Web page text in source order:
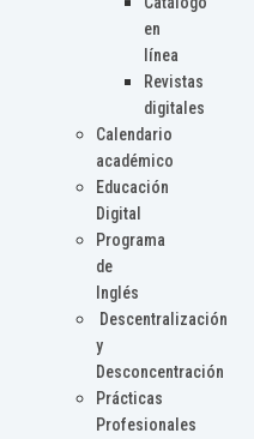
en
línea
Revistas
digitales
Calendario
académico
Educación
Digital
Programa
de
Inglés
Descentralización
y
Desconcentración
Prácticas
Profesionales